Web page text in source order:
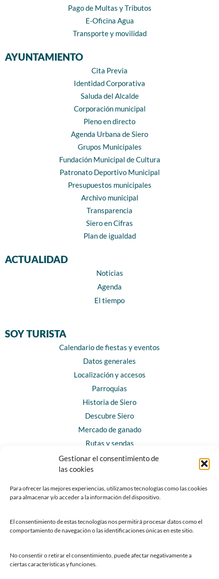
Gestionar el consentimiento de
las cookies
Para ofrecer las mejores experiencias, utilizamos tecnologías como las cookies
para almacenar y/o acceder a la información del dispositivo.
El consentimiento de estas tecnologías nos permitirá procesar datos como el
comportamiento de navegación o las identificaciones únicas en este sitio.
No consentir o retirar el consentimiento, puede afectar negativamente a
ciertas características y funciones.
Pago de Multas y Tributos
E-Oficina Agua
Transporte y movilidad
AYUNTAMIENTO
Cita Previa
Identidad Corporativa
Saluda del Alcalde
Corporación municipal
Pleno en directo
Agenda Urbana de Siero
Grupos Municipales
Fundación Municipal de Cultura
Patronato Deportivo Municipal
Presupuestos municipales
Archivo municipal
Transparencia
Siero en Cifras
Plan de igualdad
ACTUALIDAD
Noticias
Agenda
El tiempo
SOY TURISTA
Calendario de fiestas y eventos
Datos generales
Localización y accesos
Parroquias
Historia de Siero
Descubre Siero
Mercado de ganado
Rutas y sendas
Horarios y contacto
Teléfonos de interés
Chatbot Siero
SEDES ELECTRÓNICAS
Sede del Ayuntamiento de Siero